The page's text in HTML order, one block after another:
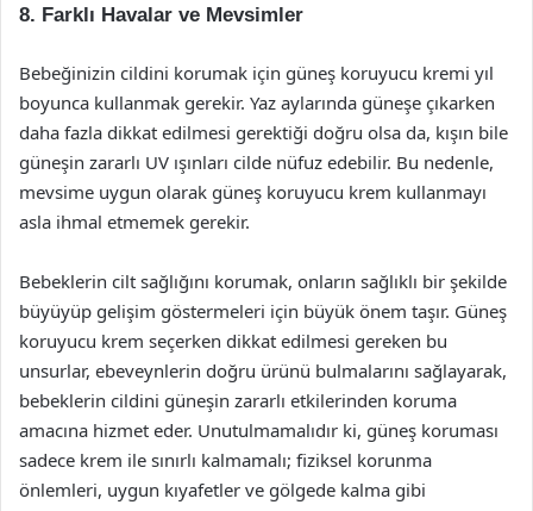
8. Farklı Havalar ve Mevsimler
Bebeğinizin cildini korumak için güneş koruyucu kremi yıl
boyunca kullanmak gerekir. Yaz aylarında güneşe çıkarken
daha fazla dikkat edilmesi gerektiği doğru olsa da, kışın bile
güneşin zararlı UV ışınları cilde nüfuz edebilir. Bu nedenle,
mevsime uygun olarak güneş koruyucu krem kullanmayı
asla ihmal etmemek gerekir.
Bebeklerin cilt sağlığını korumak, onların sağlıklı bir şekilde
büyüyüp gelişim göstermeleri için büyük önem taşır. Güneş
koruyucu krem seçerken dikkat edilmesi gereken bu
unsurlar, ebeveynlerin doğru ürünü bulmalarını sağlayarak,
bebeklerin cildini güneşin zararlı etkilerinden koruma
amacına hizmet eder. Unutulmamalıdır ki, güneş koruması
sadece krem ile sınırlı kalmamalı; fiziksel korunma
önlemleri, uygun kıyafetler ve gölgede kalma gibi